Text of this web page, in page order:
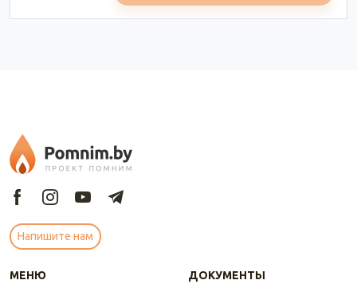
Напишите нам
МЕНЮ ДОКУМЕНТЫ